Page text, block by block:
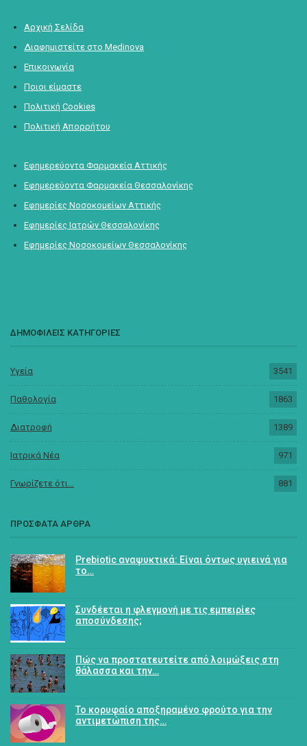
Αρχική Σελίδα
Διαφημιστείτε στο Medinova
Επικοινωνία
Ποιοι είμαστε
Πολιτική Cookies
Πολιτική Απορρήτου
Εφημερεύοντα Φαρμακεία Αττικής
Εφημερεύοντα Φαρμακεία Θεσσαλονίκης
Εφημερίες Νοσοκομείων Αττικής
Εφημερίες Ιατρών Θεσσαλονίκης
Εφημερίες Νοσοκομείων Θεσσαλονίκης
ΔΗΜΟΦΙΛΕΙΣ ΚΑΤΗΓΟΡΙΕΣ
Υγεία 3541
Παθολογία 1863
Διατροφή 1389
Ιατρικά Νέα 971
Γνωρίζετε ότι... 881
ΠΡΟΣΦΑΤΑ ΑΡΘΡΑ
Prebiotic αναψυκτικά: Είναι όντως υγιεινά για
το…
Συνδέεται η φλεγμονή με τις εμπειρίες
αποσύνδεσης;
Πώς να προστατευτείτε από λοιμώξεις στη
θάλασσα και την…
Το κορυφαίο αποξηραμένο φρούτο για την
αντιμετώπιση της…